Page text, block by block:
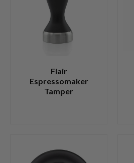
Flair
Espressomaker
Tamper